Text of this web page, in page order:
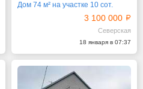
Дом 74 м² на участке 10 сот.
3 100 000
Северская
18 января в 07:37